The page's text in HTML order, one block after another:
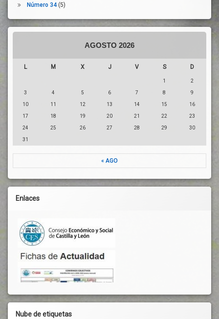
Riesgo
Riesgo
Laboral
Seguridad
Seguridad
Ambiental
Seguridad
En El
Trabajo
De
Laborales
Número 34(5)
AGOSTO 2026
L M X J V S D
1 2
3 4 5 6 7 8 9
10 11 12 13 14 15 16
17 18 19 20 21 22 23
24 25 26 27 28 29 30
31
« AGO
Enlaces
Nube de etiquetas